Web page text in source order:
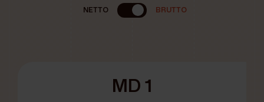
NETTO BRUTTO
MD 1